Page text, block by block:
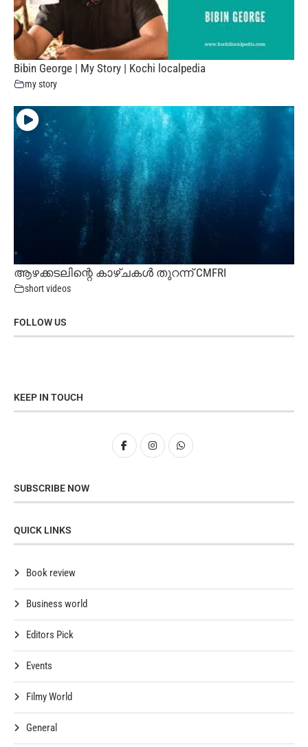
Bibin George | My Story | Kochi localpedia
my story
ആഴക്കടലിന്റെ കാഴ്ചകൾ തുറന്ന് CMFRI
short videos
FOLLOW US
KEEP IN TOUCH
SUBSCRIBE NOW
QUICK LINKS
Book review
Business world
Editors Pick
Events
Filmy World
General